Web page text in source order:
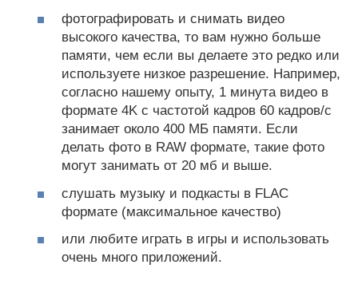
фотографировать и снимать видео
высокого качества, то вам нужно больше
памяти, чем если вы делаете это редко или
используете низкое разрешение. Например,
согласно нашему опыту, 1 минута видео в
формате 4K с частотой кадров 60 кадров/с
занимает около 400 МБ памяти. Если
делать фото в RAW формате, такие фото
могут занимать от 20 мб и выше.
слушать музыку и подкасты в FLAC
формате (максимальное качество)
или любите играть в игры и использовать
очень много приложений.